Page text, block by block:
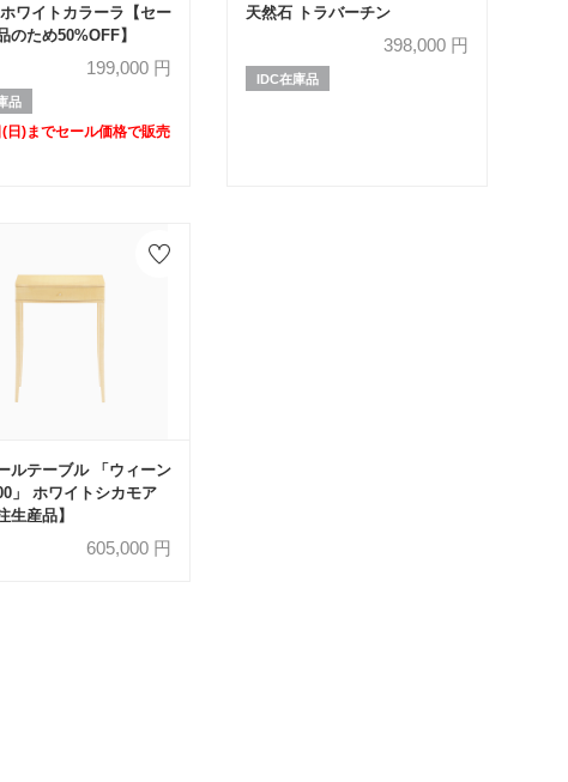
ワイトカラーラ【セー
のため50%OFF】
199,000 円
品
日)までセール価格で販売
天然石 トラバーチン
398,000 円
IDC在庫品
ルテーブル 「ウィーン
」 ホワイトシカモア
生産品】
605,000 円